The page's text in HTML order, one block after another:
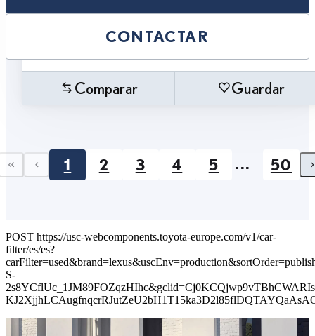
CONTACTAR
Comparar Guardar
First page
Previous page
1 2 3 4 5 ... 50
POST https://usc-webcomponents.toyota-europe.com/v1/car-
filter/es/es?
S-